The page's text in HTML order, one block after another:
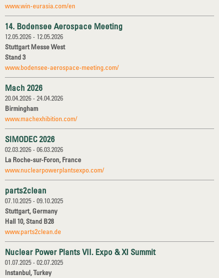
www.win-eurasia.com/en
14. Bodensee Aerospace Meeting
12.05.2026 - 12.05.2026
Stuttgart Messe West
Stand 3
www.bodensee-aerospace-meeting.com/
Mach 2026
20.04.2026 - 24.04.2026
Birmingham
www.machexhibition.com/
SIMODEC 2026
02.03.2026 - 06.03.2026
La Roche-sur-Foron, France
www.nuclearpowerplantsexpo.com/
parts2clean
07.10.2025 - 09.10.2025
Stuttgart, Germany
Hall 10, Stand B28
www.parts2clean.de
Nuclear Power Plants VII. Expo & XI Summit
01.07.2025 - 02.07.2025
Instanbul, Turkey